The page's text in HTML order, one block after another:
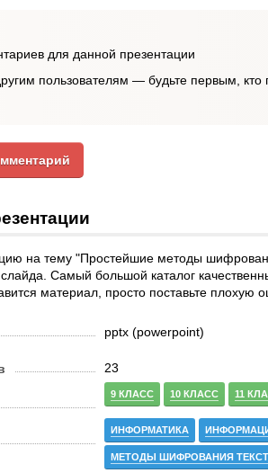
для данной презентации
пользователям — будьте первым,
на тему "Простейшие методы
Самый большой каталог
материал, просто поставьте плохую
pptx (powerpoint)
23
9 КЛАСС 10 КЛАСС 11
ИНФОРМАТИКА
МЕТОДЫ ШИФРОВАНИЯ